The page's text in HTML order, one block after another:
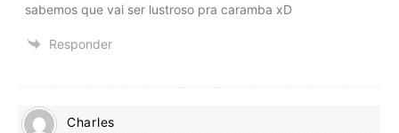
sabemos que vai ser lustroso pra caramba xD
Responder
Charles